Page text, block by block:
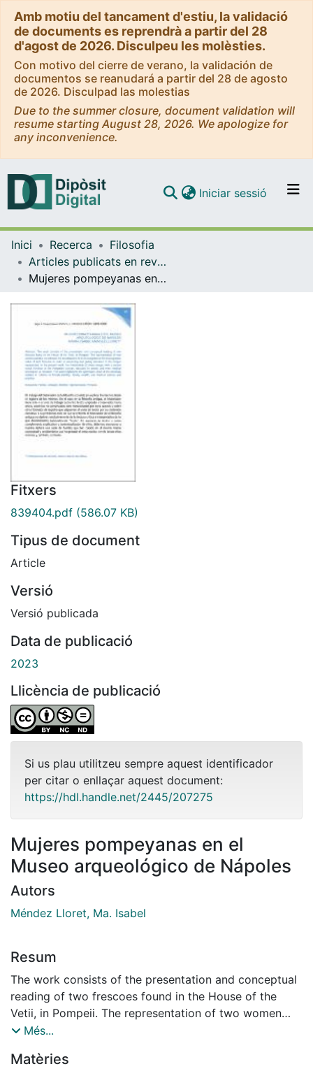
Amb motiu del tancament d'estiu, la validació
de documents es reprendrà a partir del 28
d'agost de 2026. Disculpeu les molèsties.
Con motivo del cierre de verano, la validación de
documentos se reanudará a partir del 28 de agosto
de 2026. Disculpad las molestias
Due to the summer closure, document validation will
resume starting August 28, 2026. We apologize for
any inconvenience.
Navega per tot el DD
Iniciar sessió (current)
Inici Recerca
Filosofia
Articles publicats en revistes (Filosofia)
Mujeres pompeyanas en el Museo arqueológico de Nápoles
Fitxers
839404.pdf (586.07 KB)
Tipus de document
Article
Versió
Versió publicada
Data de publicació
2023
Llicència de publicació
Si us plau utilitzeu sempre aquest identificador
per citar o enllaçar aquest document:
https://hdl.handle.net/2445/207275
Mujeres pompeyanas en el
Museo arqueológico de Nápoles
Autors
Méndez Lloret, Ma. Isabel
Resum
The work consists of the presentation and conceptual
reading of two frescoes found in the House of the
Vetii, in Pompeii. The representation of two women
painters has allowed the development of an
frescoes in order to deepening and giving relevance to
Més...
Matèries